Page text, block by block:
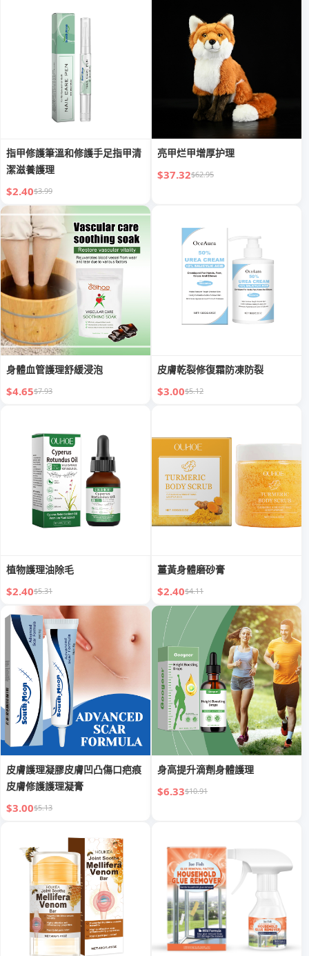
指甲修護筆溫和修護手足指甲清
潔滋養護理
$2.40$3.99
亮甲烂甲增厚护理
$37.32$62.95
身體血管護理舒緩浸泡
$4.65$7.93
皮膚乾裂修復霜防凍防裂
$3.00$5.12
植物護理油除毛
$2.40$5.31
薑黃身體磨砂膏
$2.40$4.11
皮膚護理凝膠皮膚凹凸傷口疤痕
皮膚修護護理凝膏
$3.00$5.13
身高提升滴劑身體護理
$6.33$10.91